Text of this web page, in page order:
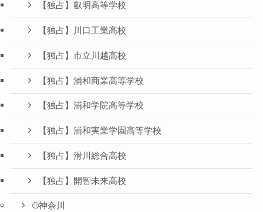
【独占】叡明高等学校
【独占】川口工業高校
【独占】市立川越高校
【独占】浦和商業高等学校
【独占】浦和学院高等学校
【独占】浦和実業学園高等学校
【独占】滑川総合高校
【独占】開智未来高校
⚾️神奈川